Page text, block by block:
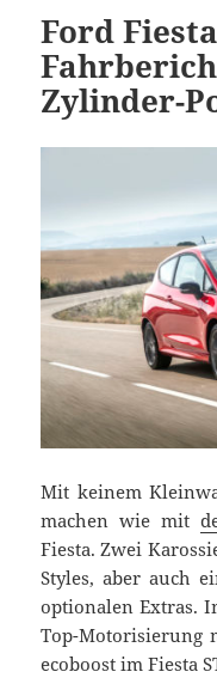
Ford
Zylinder-
Mit keinem
machen wie mit
Fiesta. Zwei
Styles, aber auch
optionalen Extras.
Top-Motorisierung
ecoboost im Fiesta